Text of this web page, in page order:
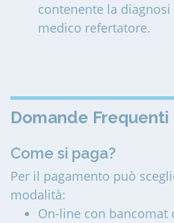
contenente la
medico refertatore.
Domande Frequenti
Come si paga?
Per il pagamento può
modalità:
On-line con bancomat